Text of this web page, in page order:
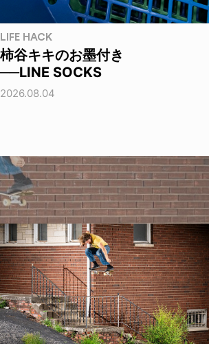
LIFE HACK
柿谷キキのお墨付き
──LINE SOCKS
2026.08.04